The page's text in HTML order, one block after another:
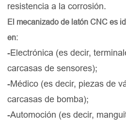
resistencia a la corrosión.
El mecanizado de latón CNC es
en:
-Electrónica (es decir,
carcasas de sensores);
-Médico (es decir, piezas de
carcasas de bomba);
-Automoción (es decir,